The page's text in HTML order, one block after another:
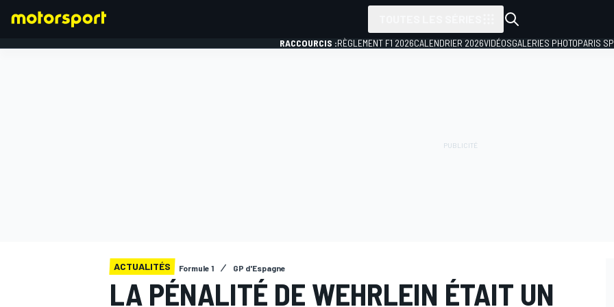
RACCOURCIS :RÈGLEMENT F1 2026CALENDRIER 2026VIDÉOSGALERIES PHOTOPARIS
ACTUALITÉS Formule 1 GP d'Espagne
LA PÉNALITÉ DE WEHRLEIN ÉTAIT UN